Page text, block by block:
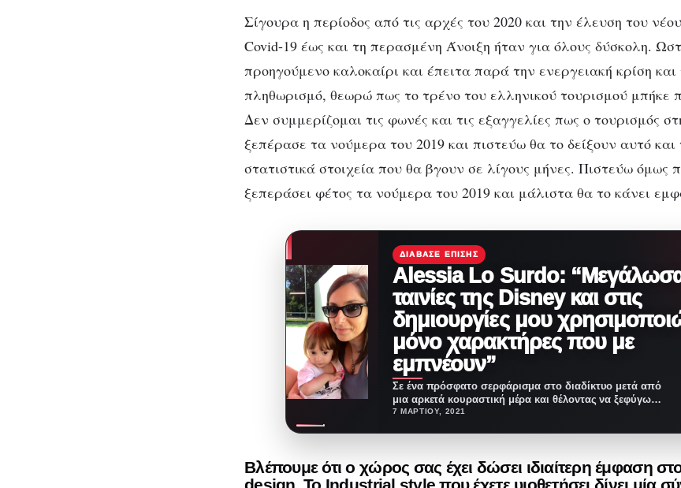
Σίγουρα η περίοδος από τις αρχές του 2020 και την έλευση του
Covid-19 έως και τη περασμένη Άνοιξη ήταν για όλους δύσκολη.
προηγούμενο καλοκαίρι και έπειτα παρά την ενεργειακή κρίση
πληθωρισμό, θεωρώ πως το τρένο του ελληνικού τουρισμού μπήκε
Δεν συμμερίζομαι τις φωνές και τις εξαγγελίες πως ο τουρισμός
ξεπέρασε τα νούμερα του 2019 και πιστεύω θα το δείξουν αυτό και
στατιστικά στοιχεία που θα βγουν σε λίγους μήνες. Πιστεύω όμως
ξεπεράσει φέτος τα νούμερα του 2019 και μάλιστα θα το κάνει
ΔΙΆΒΑΣΕ ΕΠΊΣΗΣ
Alessia Lo Surdo:
ταινίες της Disney και στις
δημιουργίες μου
μόνο χαρακτήρες που με
εμπνέουν”
Σε ένα πρόσφατο σερφάρισμα στο διαδίκτυο μετά από
μια αρκετά κουραστική μέρα και θέλοντας να ξεφύγω…
7 ΜΑΡΤΊΟΥ, 2021
Βλέπουμε ότι ο χώρος σας έχει δώσει ιδιαίτερη έμφαση